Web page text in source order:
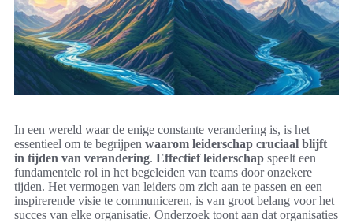
In een wereld waar de enige constante verandering is, is het
essentieel om te begrijpen waarom leiderschap cruciaal blijft
in tijden van verandering. Effectief leiderschap speelt een
fundamentele rol in het begeleiden van teams door onzekere
tijden. Het vermogen van leiders om zich aan te passen en een
inspirerende visie te communiceren, is van groot belang voor het
succes van elke organisatie. Onderzoek toont aan dat organisaties